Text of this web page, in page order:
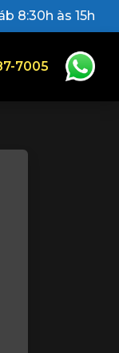
8:30h às 15h
7005